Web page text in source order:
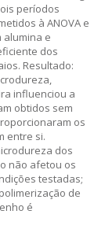
períodos
à ANOVA e
alumina e
dos
Resultado:
influenciou a
obtidos sem
os
entre si.
dos
não afetou os
testadas;
de
é